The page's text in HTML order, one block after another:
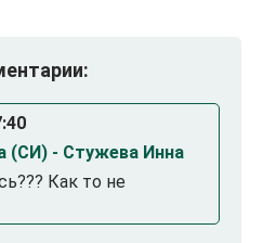
(СИ) - Стужева Инна
Как то не